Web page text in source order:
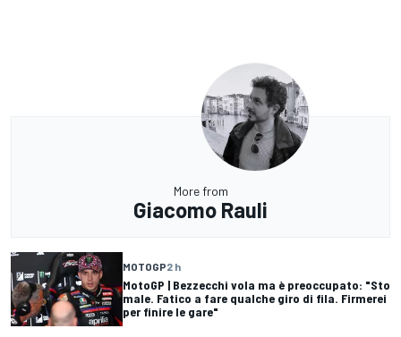
More from
Giacomo Rauli
MOTOGP2 h
MotoGP | Bezzecchi vola ma è preoccupato: "Sto
male. Fatico a fare qualche giro di fila. Firmerei
per finire le gare"